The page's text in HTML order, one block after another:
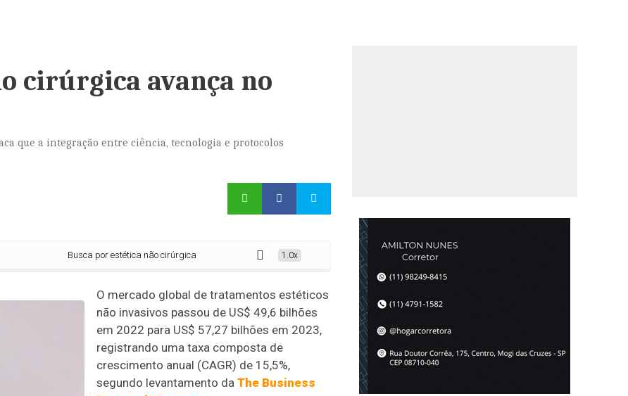
cirúrgica avança no
que a integração entre ciência, tecnologia e protocolos
Busca por estética não cirúrgica avança no Brasil 1.0x
O mercado global de tratamentos estéticos
não invasivos passou de US$ 49,6 bilhões
em 2022 para US$ 57,27 bilhões em 2023,
registrando uma taxa composta de
crescimento anual (CAGR) de 15,5%,
segundo levantamento da The Business